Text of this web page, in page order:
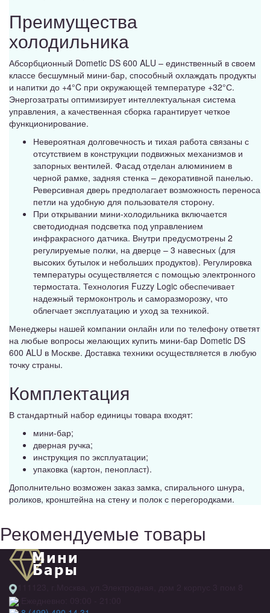
Преимущества
холодильника
Абсорбционный Dometic DS 600 ALU – единственный в своем
классе бесшумный мини-бар, способный охлаждать продукты
и напитки до +4°C при окружающей температуре +32°С.
Энергозатраты оптимизирует интеллектуальная система
управления, а качественная сборка гарантирует четкое
функционирование.
Невероятная долговечность и тихая работа связаны с
отсутствием в конструкции подвижных механизмов и
запорных вентилей. Фасад отделан алюминием в
черной рамке, задняя стенка – декоративной панелью.
Реверсивная дверь предполагает возможность переноса
петли на удобную для пользователя сторону.
При открывании мини-холодильника включается
светодиодная подсветка под управлением
инфракрасного датчика. Внутри предусмотрены 2
регулируемые полки, на дверце – 3 навесных (для
высоких бутылок и небольших продуктов). Регулировка
температуры осуществляется с помощью электронного
термостата. Технология Fuzzy Logic обеспечивает
надежный термоконтроль и саморазморозку, что
облегчает эксплуатацию и уход за техникой.
Менеджеры нашей компании онлайн или по телефону ответят
на любые вопросы желающих купить мини-бар Dometic DS
600 ALU в Москве. Доставка техники осуществляется в любую
точку страны.
Комплектация
В стандартный набор единицы товара входят:
мини-бар;
дверная ручка;
инструкция по эксплуатации;
упаковка (картон, пенопласт).
Дополнительно возможен заказ замка, спирального шнура,
роликов, кронштейна на стену и полок с перегородками.
Рекомендуемые товары